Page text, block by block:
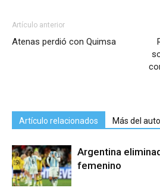
Artículo anterior
Atenas perdió con Quimsa
Artículo relacionados Más del
Argentina
femenino